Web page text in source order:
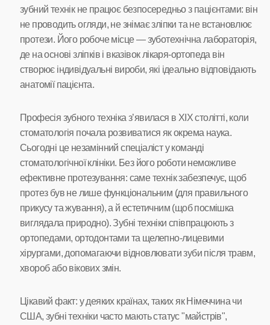
зубний технік не працює безпосередньо з пацієнтами: він
не проводить огляди, не знімає зліпки та не встановлює
протези. Його робоче місце — зуботехнічна лабораторія,
де на основі зліпків і вказівок лікаря-ортопеда він
створює індивідуальні вироби, які ідеально відповідають
анатомії пацієнта.
Професія зубного техніка з’явилася в XIX столітті, коли
стоматологія почала розвиватися як окрема наука.
Сьогодні це незамінний спеціаліст у команді
стоматологічної клініки. Без його роботи неможливе
ефективне протезування: саме технік забезпечує, щоб
протез був не лише функціональним (для правильного
прикусу та жування), а й естетичним (щоб посмішка
виглядала природно). Зубні техніки співпрацюють з
ортопедами, ортодонтами та щелепно-лицевими
хірургами, допомагаючи відновлювати зуби після травм,
хвороб або вікових змін.
Цікавий факт: у деяких країнах, таких як Німеччина чи
США, зубні техніки часто мають статус "майстрів",